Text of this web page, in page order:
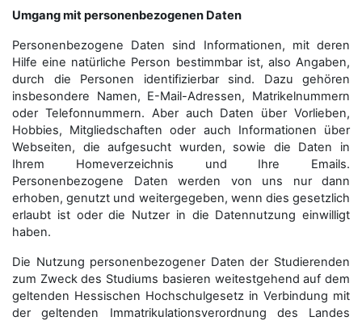
Umgang mit personenbezogenen Daten
Personenbezogene Daten sind Informationen, mit deren
Hilfe eine natürliche Person bestimmbar ist, also Angaben,
durch die Personen identifizierbar sind. Dazu gehören
insbesondere Namen, E-Mail-Adressen, Matrikelnummern
oder Telefonnummern. Aber auch Daten über Vorlieben,
Hobbies, Mitgliedschaften oder auch Informationen über
Webseiten, die aufgesucht wurden, sowie die Daten in
Ihrem Homeverzeichnis und Ihre Emails.
Personenbezogene Daten werden von uns nur dann
erhoben, genutzt und weitergegeben, wenn dies gesetzlich
erlaubt ist oder die Nutzer in die Datennutzung einwilligt
haben.
Die Nutzung personenbezogener Daten der Studierenden
zum Zweck des Studiums basieren weitestgehend auf dem
geltenden Hessischen Hochschulgesetz in Verbindung mit
der geltenden Immatrikulationsverordnung des Landes